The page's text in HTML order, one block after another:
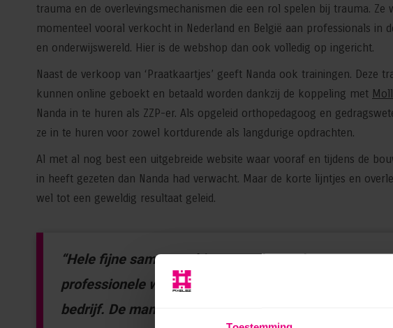
trauma en de overlevingsmechanismen die een rol spelen bij trauma. Ze
momenteel vooral verkocht in Nederland en België aan professionals in
en onderwijswereld. Hier is de webshop dan ook volledig op ingericht.
Naast de verkoop van ‘Praatkaartjes’ geeft Nanda ook trainingen. Deze
kunnen online geboekt en betaald worden dankzij de koppeling met
Nanda in te huren als ZZP-er. Als opgeleid orthopedagoog en
ze in te huren voor zowel kortdurende als langdurige opdrachten.
Al met al nog best een uitgebreide website waar vooraf en tijdens de
in heeft gezeten dan Nanda had verwacht. Maar de korte lijntjes en
wel tot een geweldig resultaat geleid.
“Hele fijne samenwerking met als resultaat een
professionele website die past bij mij als mens en mijn
bedrijf. De mannen van Pixelsz denken mee én laten